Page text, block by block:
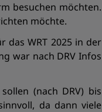
besuchen möchten.
möchte.
das WRT 2025 in der
war nach DRV Infos
(nach DRV) bis
da dann viele